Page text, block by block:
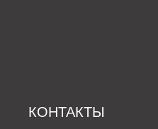
КОНТАКТЫ